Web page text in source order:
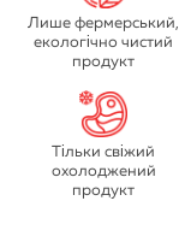
Лише фермерський,
екологічно чистий
продукт
Тільки свіжий
охолоджений
продукт